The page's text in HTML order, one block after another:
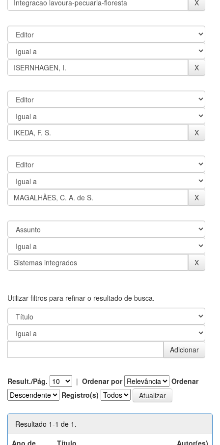
Utilizar filtros para refinar o resultado de busca.
Result./Pág. | Ordenar por
Ordenar
Registro(s)
Resultado 1-1 de 1.
Ano de
Título Autor(es)